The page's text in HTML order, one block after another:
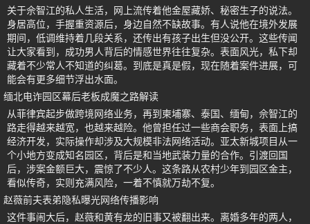
关于佘智江的私人生活，网上流传着他金屋藏娇、秘密生子的说法。
身居高位，手握重资源后，身边自然不缺故事。有人说他在境外发展
期间，低调维持着几段关系，还传出有孩子出生但没公开。这些传闻
让大家看到，成功男人背后的情感世界往往复杂。表面风光，私下却
藏着不少常人不知道的纠葛。到底是真是假，现在随着案件进展，可
能会有更多细节浮出水面。
缅北电诈园区幕后老板成魔之路解读
从菲律宾起步做跨境网络业务，再到柬埔寨、泰国、缅甸，佘智江的
路走得越来越宽，也越来越险。他曾担任过一些商会职务，表面上搞
经济开发，实际操作却涉及大规模非法网络活动。亚太新城项目从一
个小地方变成知名园区，背后是和当地武装力量的合作。引渡回国
后，涉案金额巨大，震惊了不少人。这条路从农村少年到园区金主，
看似传奇，实则充满风险，一着不慎就万劫不复。
赵薇前夫表弟隐私曝光网络传播影响
这件事闹大后，赵薇和黄有龙的旧事又被翻出来。离婚多年的两人，